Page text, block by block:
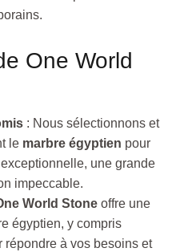
One World
: Nous sélectionnons et
le marbre égyptien pour
une grande
impeccable.
World Stone offre une
égyptien, y compris
répondre à vos besoins et